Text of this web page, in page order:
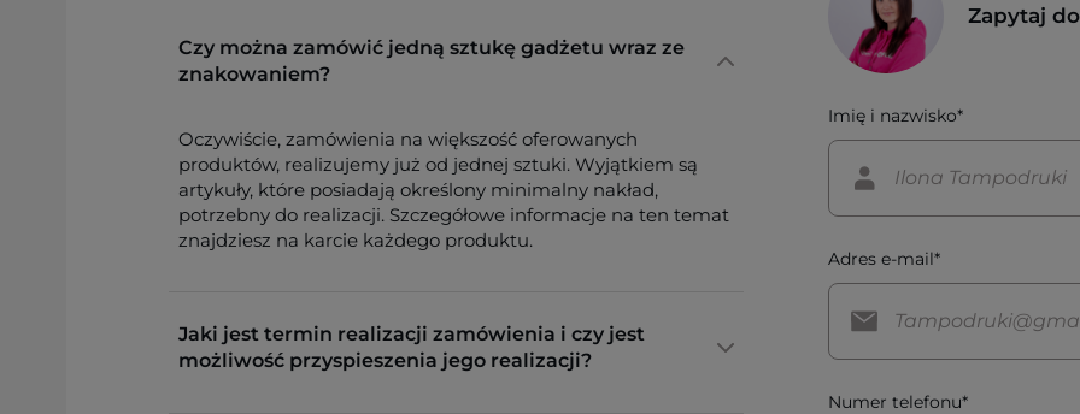
Czy można zamówić jedną sztukę gadżetu wraz ze
znakowaniem?
Oczywiście, zamówienia na większość oferowanych
produktów, realizujemy już od jednej sztuki. Wyjątkiem są
artykuły, które posiadają określony minimalny nakład,
potrzebny do realizacji. Szczegółowe informacje na ten temat
znajdziesz na karcie każdego produktu.
Jaki jest termin realizacji zamówienia i czy jest
możliwość przyspieszenia jego realizacji?
Zapytaj
Imię i nazwisko*
Adres e-mail*
Numer telefonu*